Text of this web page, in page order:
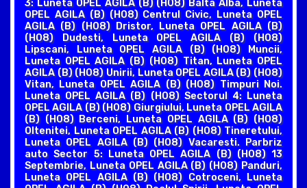
3: Luneta OPEL AGILA (B) (H08) Balta Alba, Luneta
OPEL AGILA (B) (H08) Centrul Civic, Luneta OPEL
AGILA (B) (H08) Dristor, Luneta OPEL AGILA (B)
(H08) Dudesti, Luneta OPEL AGILA (B) (H08)
Lipscani, Luneta OPEL AGILA (B) (H08) Muncii,
Luneta OPEL AGILA (B) (H08) Titan, Luneta OPEL
AGILA (B) (H08) Unirii, Luneta OPEL AGILA (B) (H08)
Vitan, Luneta OPEL AGILA (B) (H08) Timpuri Noi.
Luneta OPEL AGILA (B) (H08) Sectorul 4: Luneta
OPEL AGILA (B) (H08) Giurgiului, Luneta OPEL AGILA
(B) (H08) Berceni, Luneta OPEL AGILA (B) (H08)
Oltenitei, Luneta OPEL AGILA (B) (H08) Tineretului,
Luneta OPEL AGILA (B) (H08) Vacaresti. Parbriz
auto Sector 5: Luneta OPEL AGILA (B) (H08) 13
Septembrie, Luneta OPEL AGILA (B) (H08) Panduri,
Luneta OPEL AGILA (B) (H08) Cotroceni, Luneta